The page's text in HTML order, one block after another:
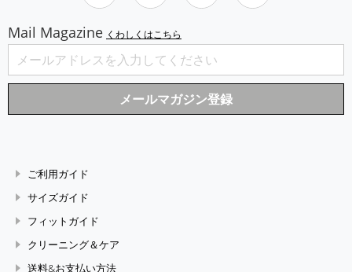
Mail Magazine くわしくはこちら
ご利用ガイド
サイズガイド
フィットガイド
クリーニング＆ケア
送料&お支払い方法